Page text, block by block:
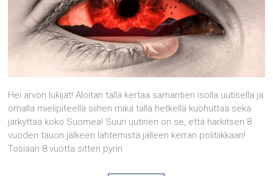
Hei arvon lukijat! Aloitan tällä kertaa samantien isolla uutisella ja
omalla mielipiteellä siihen mikä tällä hetkellä kuohuttaa sekä
järkyttää koko Suomea! Suuri uutinen on se, että harkitsen 8
vuoden tauon jälkeen lähtemistä jälleen kerran politiikkaan!
Tosiaan 8 vuotta sitten pyrin